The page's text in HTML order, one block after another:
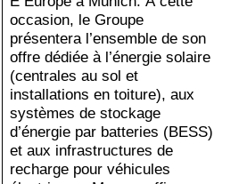
occasion, le Groupe
présentera l’ensemble de son
offre dédiée à l’énergie solaire
(centrales au sol et
installations en toiture), aux
systèmes de stockage
d’énergie par batteries (BESS)
et aux infrastructures de
recharge pour véhicules